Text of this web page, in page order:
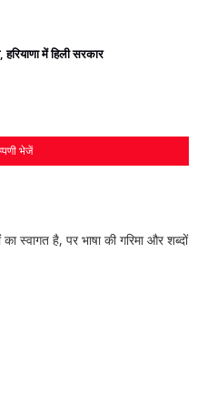
में हिली सरकार
भेजें
स्‍वागत है, पर भाषा की गरिमा और शब्‍दों